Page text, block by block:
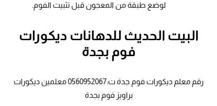
لوضع طبقة من المعجون قبل تثبيت الفوم.
البيت الحديث للدهانات ديكورات
فوم بجدة
رقم معلم ديكورات فوم جدة ت:0560952067 معلمين ديكورات
براويز فوم بجدة